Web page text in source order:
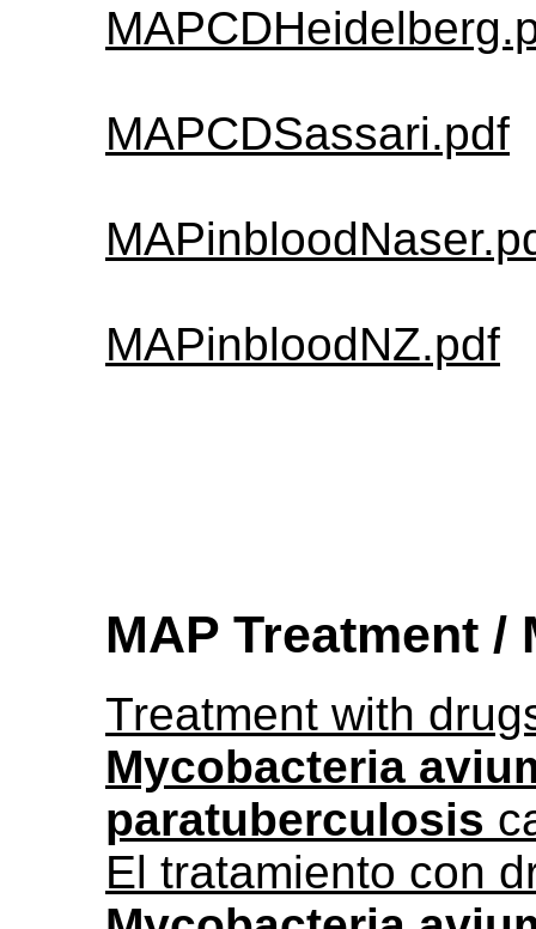
MAPCDSassari.pdf
MAPinbloodNZ.pdf
MAP Treatment /
Treatment with
Mycobacteria
paratuberculosis
El tratamiento con